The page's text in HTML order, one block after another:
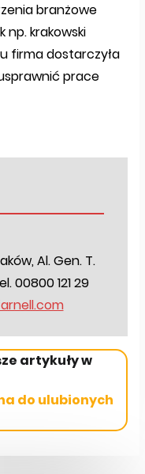
branżowe
np. krakowski
firma dostarczyła
prace
Al. Gen. T.
00800 121 29
artykuły w
do ulubionych